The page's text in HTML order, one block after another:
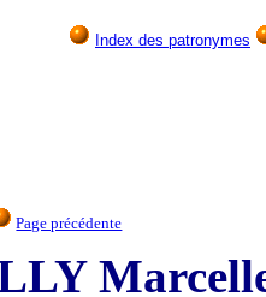
Index des patronymes
Page précédente